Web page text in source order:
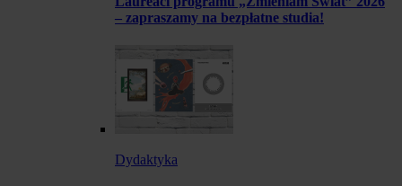
– zapraszamy na bezpłatne studia!
Dydaktyka